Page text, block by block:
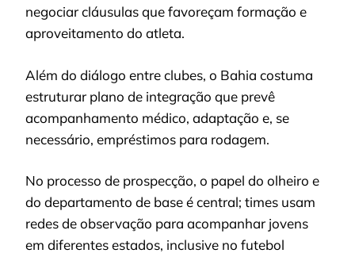
negociar cláusulas que favoreçam formação e
aproveitamento do atleta.
Além do diálogo entre clubes, o Bahia costuma
estruturar plano de integração que prevê
acompanhamento médico, adaptação e, se
necessário, empréstimos para rodagem.
No processo de prospecção, o papel do olheiro e
do departamento de base é central; times usam
redes de observação para acompanhar jovens
em diferentes estados, inclusive no futebol